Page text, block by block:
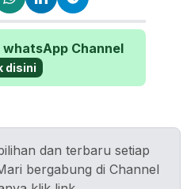
whatsApp Channel
disini
dan terbaru setiap
bergabung di Channel